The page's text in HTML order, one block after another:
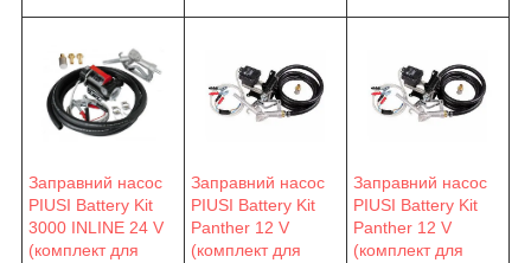
Заправний насос
PIUSI Battery Kit
3000 INLINE 24 V
(комплект для
Заправний насос
PIUSI Battery Kit
Panther 12 V
(комплект для
Заправний насос
PIUSI Battery Kit
Panther 12 V
(комплект для